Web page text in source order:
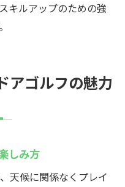
キルアップのための強
アゴルフの魅力
しみ方
天候に関係なくプレイ